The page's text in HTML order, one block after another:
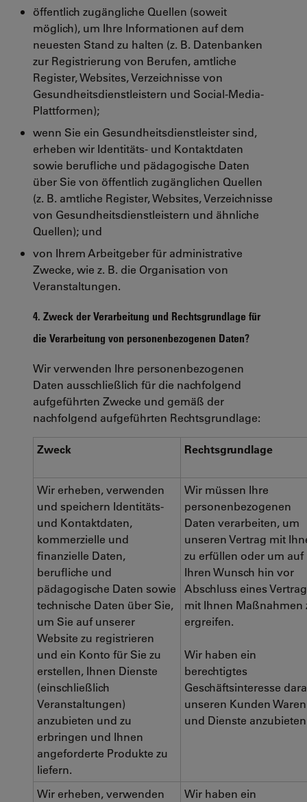
öffentlich zugängliche Quellen (soweit
möglich), um Ihre Informationen auf dem
neuesten Stand zu halten (z. B. Datenbanken
zur Registrierung von Berufen, amtliche
Register, Websites, Verzeichnisse von
Gesundheitsdienstleistern und Social-Media-
Plattformen);
wenn Sie ein Gesundheitsdienstleister sind,
erheben wir Identitäts- und Kontaktdaten
sowie berufliche und pädagogische Daten
über Sie von öffentlich zugänglichen Quellen
(z. B. amtliche Register, Websites, Verzeichnisse
von Gesundheitsdienstleistern und ähnliche
Quellen); und
von Ihrem Arbeitgeber für administrative
Zwecke, wie z. B. die Organisation von
Veranstaltungen.
4. Zweck der Verarbeitung und Rechtsgrundlage für
die Verarbeitung von personenbezogenen Daten?
Wir verwenden Ihre personenbezogenen
Daten ausschließlich für die nachfolgend
aufgeführten Zwecke und gemäß der
nachfolgend aufgeführten Rechtsgrundlage:
Zweck Rechtsgrundlage
Wir erheben, verwenden
und speichern Identitäts-
und Kontaktdaten,
kommerzielle und
finanzielle Daten,
berufliche und
pädagogische Daten sowie
technische Daten über Sie,
um Sie auf unserer
Website zu registrieren
und ein Konto für Sie zu
erstellen, Ihnen Dienste
(einschließlich
Veranstaltungen)
anzubieten und zu
erbringen und Ihnen
angeforderte Produkte zu
liefern.
Wir müssen Ihre
personenbezogenen
Daten verarbeiten, um
unseren Vertrag mit
zu erfüllen oder um auf
Ihren Wunsch hin vor
Abschluss eines
mit Ihnen Maßnahmen
ergreifen.
Wir haben ein
berechtigtes
Geschäftsinteresse
unseren Kunden Waren
und Dienste
Wir erheben, verwenden
Wir haben ein